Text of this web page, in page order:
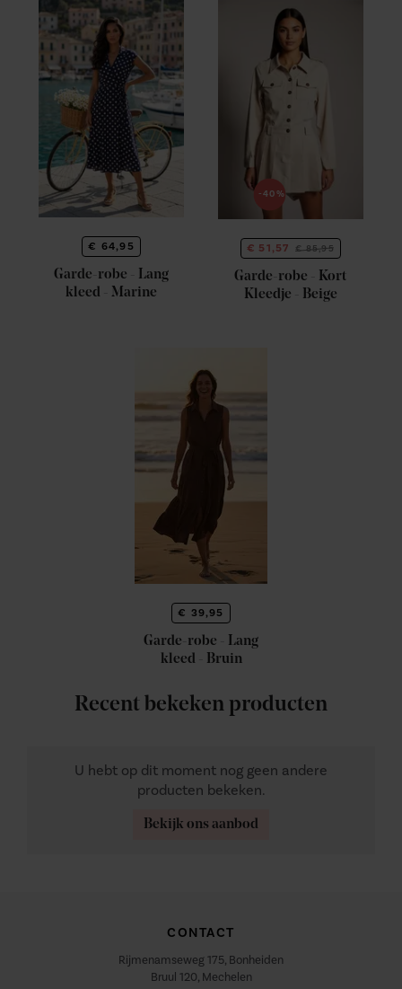
€ 64,95
Garde-robe - Lang
kleed - Marine
-40%
€ 51,57 € 85,95
Garde-robe - Kort
Kleedje - Beige
€ 39,95
Garde-robe - Lang
kleed - Bruin
Recent bekeken producten
U hebt op dit moment nog geen andere
producten bekeken.
Bekijk ons aanbod
CONTACT
Rijmenamseweg 175, Bonheiden
Bruul 120, Mechelen